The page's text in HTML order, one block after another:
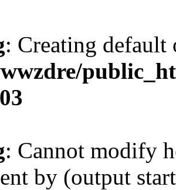
: Creating
: Cannot modify
by (output